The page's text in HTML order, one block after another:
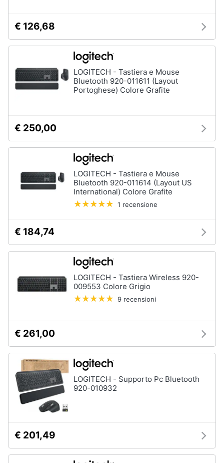
€ 126,68
LOGITECH - Tastiera e Mouse
Bluetooth 920-011611 (Layout
Portoghese) Colore Grafite
€ 250,00
LOGITECH - Tastiera e Mouse
Bluetooth 920-011614 (Layout US
International) Colore Grafite
1 recensione
€ 184,74
LOGITECH - Tastiera Wireless 920-
009553 Colore Grigio
9 recensioni
€ 261,00
LOGITECH - Supporto Pc Bluetooth
920-010932
€ 201,49